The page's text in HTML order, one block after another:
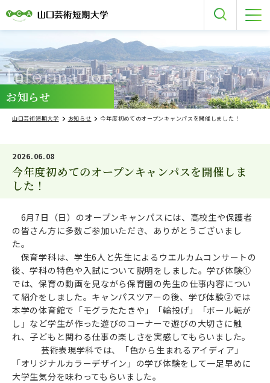
Information
お知らせ
山口芸術短期大学 お知らせ 今年度初めてのオープンキャンパスを開催しました！
2026.06.08
今年度初めてのオープンキャンパスを開催しま
した！
6月7日（日）のオープンキャンパスには、高校生や保護者
の皆さん方に多数ご参加いただき、ありがとうございまし
た。
保育学科は、学生6人と先生によるウエルカムコンサートの
後、学科の特色や入試について説明をしました。学び体験①
では、保育の動画を見ながら保育園の先生の仕事内容につい
て紹介をしました。キャンパスツアーの後、学び体験②では
本学の体育館で「モグラたたきや」「輪投げ」「ボール転が
し」など学生が作った遊びのコーナーで遊びの大切さに触
れ、子どもと関わる仕事の楽しさを実感してもらいました。
芸術表現学科では、「色から生まれるアイディア」
「オリジナルカラーデザイン」の学び体験をして一足早めに
大学生気分を味わってもらいました。